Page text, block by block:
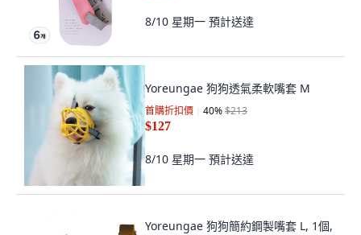
8/10 星期一 預計送達
Yoreungae 狗狗透氣柔軟嘴套 M
首購折扣價 40%$213
$127
8/10 星期一 預計送達
Yoreungae 狗狗簡約鋼製嘴套 L, 1個,